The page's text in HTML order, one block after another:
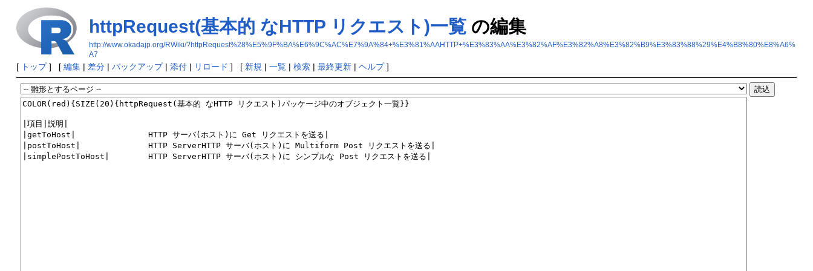
httpRequest(基本的 なHTTP リクエスト)一覧の編集
http://www.okadajp.org/RWiki/?httpRequest%28%E5%9F%BA%E6%9C%AC%E7%9A%84+%E3%81%AAHTTP+%E3%83%AA%E3%82%AF%E3%82%A8%E3%82%B9%E3%83%88%29%E4%B8%80%E8%A6%
A7
[ トップ] [ 編集| 差分| バックアップ| 添付| リロード ] [ 新規 | 一覧| 検索| 最終更新| ヘルプ]